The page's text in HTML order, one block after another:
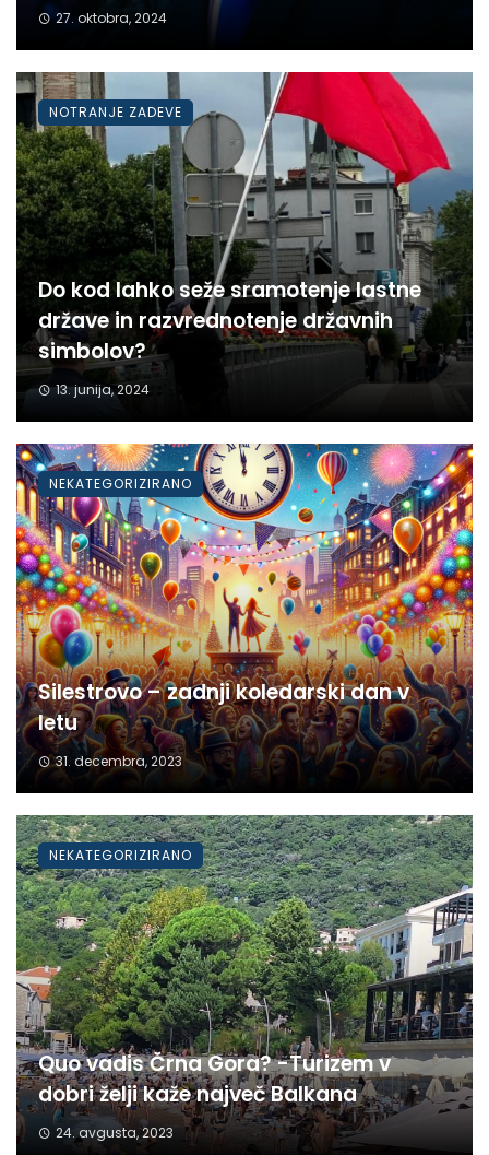
27. oktobra, 2024
Do kod lahko seže sramotenje lastne
države in razvrednotenje državnih
simbolov?
13. junija, 2024
NOTRANJE ZADEVE
Silestrovo – zadnji koledarski dan v
letu
31. decembra, 2023
NEKATEGORIZIRANO
Quo vadis Črna Gora? -Turizem v
dobri želji kaže največ Balkana
24. avgusta, 2023
NEKATEGORIZIRANO